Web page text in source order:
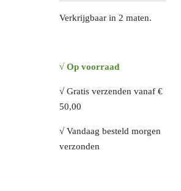
Verkrijgbaar in 2 maten.
√ Op voorraad
√ Gratis verzenden vanaf €
50,00
√ Vandaag besteld morgen
verzonden